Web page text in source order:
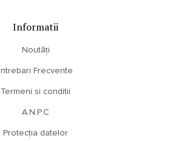
Informatii
Noutăți
Intrebari Frecvente
Termeni si conditii
A.N.P.C
Protecția datelor